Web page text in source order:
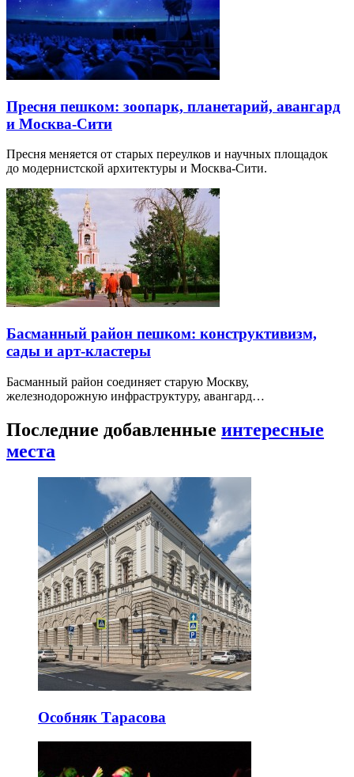
Пресня пешком: зоопарк, планетарий, авангард
и Москва-Сити
Пресня меняется от старых переулков и научных площадок
до модернистской архитектуры и Москва-Сити.
Басманный район пешком: конструктивизм,
сады и арт-кластеры
Басманный район соединяет старую Москву,
железнодорожную инфраструктуру, авангард…
Последние добавленные интересные
места
Особняк Тарасова